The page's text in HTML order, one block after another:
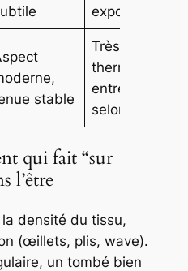
exposées
stable
Très bon pour
thermique/
entretien
selon
qui fait “sur
l’être
densité du tissu,
(œillets, plis, wave).
un tombé bien